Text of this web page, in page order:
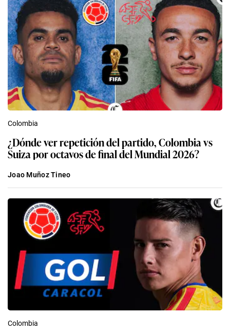
Colombia
¿Dónde ver repetición del partido, Colombia vs
Suiza por octavos de final del Mundial 2026?
Joao Muñoz Tineo
Colombia